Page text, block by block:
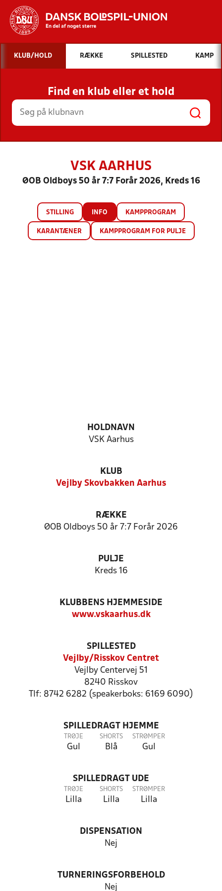
Hvad vil du søge efter?
INDHOLD OG NYHEDER
STILLINGER, RESULTATER, KLUBBER OG
HOLD
KLUB/HOLD RÆKKE SPILLESTED KAMP
Find en klub eller et hold
VSK AARHUS
ØOB Oldboys 50 år 7:7 Forår 2026, Kreds 16
STILLING INFO KAMPPROGRAM
KARANTÆNER KAMPPROGRAM FOR PULJE
HOLDNAVN
VSK Aarhus
KLUB
Vejlby Skovbakken Aarhus
RÆKKE
ØOB Oldboys 50 år 7:7 Forår 2026
PULJE
Kreds 16
KLUBBENS HJEMMESIDE
www.vskaarhus.dk
SPILLESTED
Vejlby/Risskov Centret
Vejlby Centervej 51
8240 Risskov
Tlf: 8742 6282 (speakerboks: 6169 6090)
SPILLEDRAGT HJEMME
TRØJE
Gul
SHORTS
Blå
STRØMPER
Gul
SPILLEDRAGT UDE
TRØJE
Lilla
SHORTS
Lilla
STRØMPER
Lilla
DISPENSATION
Nej
TURNERINGSFORBEHOLD
Nej